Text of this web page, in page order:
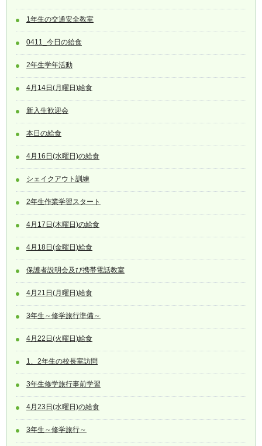
1年生の交通安全教室
0411_今日の給食
2年生学年活動
4月14日(月曜日)給食
新入生歓迎会
本日の給食
4月16日(水曜日)の給食
シェイクアウト訓練
2年生作業学習スタート
4月17日(木曜日)の給食
4月18日(金曜日)給食
保護者説明会及び携帯電話教室
4月21日(月曜日)給食
3年生～修学旅行準備～
4月22日(火曜日)給食
1、2年生の校長室訪問
3年生修学旅行事前学習
4月23日(水曜日)の給食
3年生～修学旅行～